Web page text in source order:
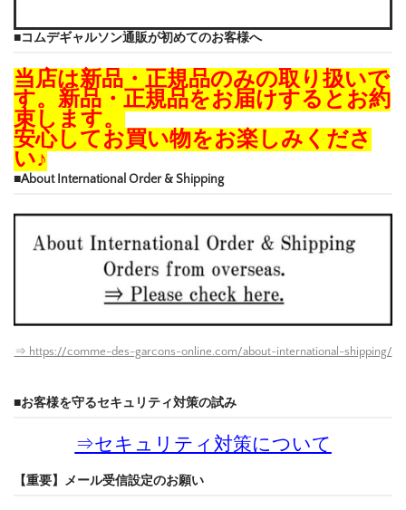
■コムデギャルソン通販が初めてのお客様へ
当店は新品・正規品のみの取り扱いで
す。新品・正規品をお届けするとお約
束します。
安心してお買い物をお楽しみくださ
い♪
■About International Order & Shipping
⇒ https://comme-des-garcons-online.com/about-international-shipping/
■お客様を守るセキュリティ対策の試み
⇒セキュリティ対策について
【重要】メール受信設定のお願い